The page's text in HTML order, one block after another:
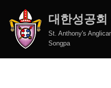
콘
대한성공회
St. Anthony's
Songpa